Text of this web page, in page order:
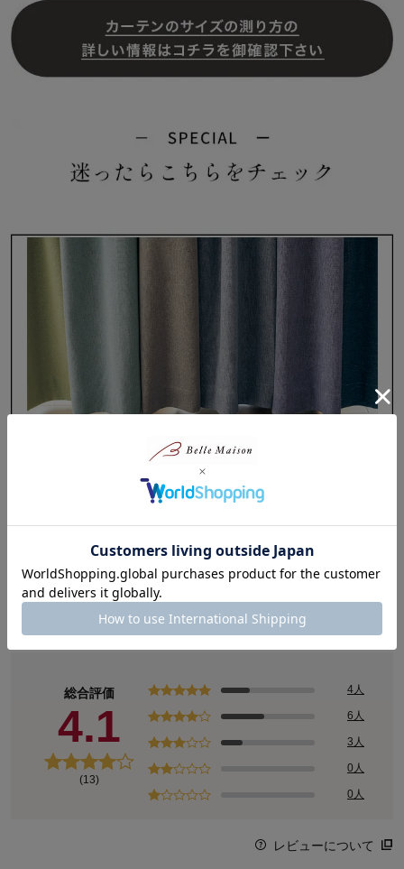
商品レビュー
総合評価
4.1
(13)
4人
6人
3人
0人
0人
レビューについて